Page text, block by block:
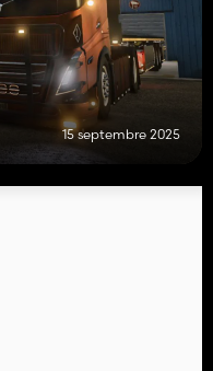
15 septembre 2025